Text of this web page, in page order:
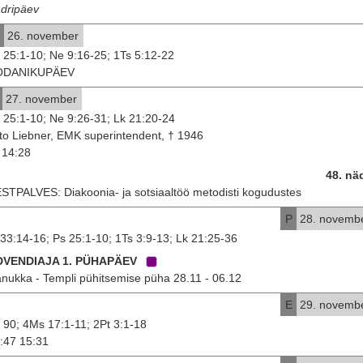
26. november
25:1-10; Ne 9:16-25; 1Ts 5:12-22
27. november
25:1-10; Ne 9:26-31; Lk 21:20-24
Liebner, EMK superintendent, † 1946
14:28
48.
Diakoonia- ja sotsiaaltöö metodisti kogudustes
P
28.
16; Ps 25:1-10; 1Ts 3:9-13; Lk 21:25-36
1. PÜHAPÄEV
- Templi pühitsemise püha 28.11 - 06.12
E
29.
90; 4Ms 17:1-11; 2Pt 3:1-18
15:31